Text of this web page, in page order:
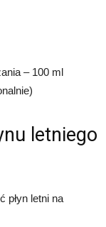
– 100 ml
letniego
płyn letni na